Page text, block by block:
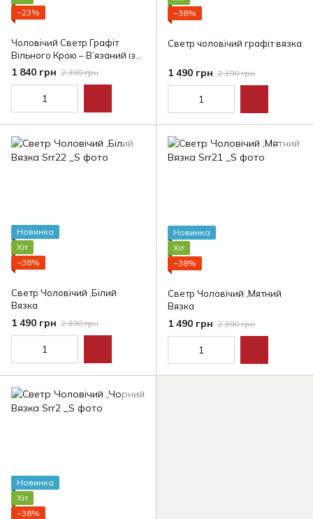
−23%
Чоловічий Светр Графіт
Вільного Крою – В’язаний із
Зіп Коміром на Змійці
1 840 грн 2 390 грн
−38%
Светр чоловічий графіт вязка
1 490 грн 2 390 грн
Новинка
Хіт
−38%
Светр Чоловічий ,Білий
Вязка
1 490 грн 2 390 грн
Новинка
Хіт
−38%
Светр Чоловічий ,Мятний
Вязка
1 490 грн 2 390 грн
Новинка
Хіт
−38%